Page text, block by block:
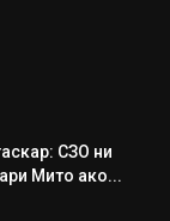
СЗО ни
Мито ако...